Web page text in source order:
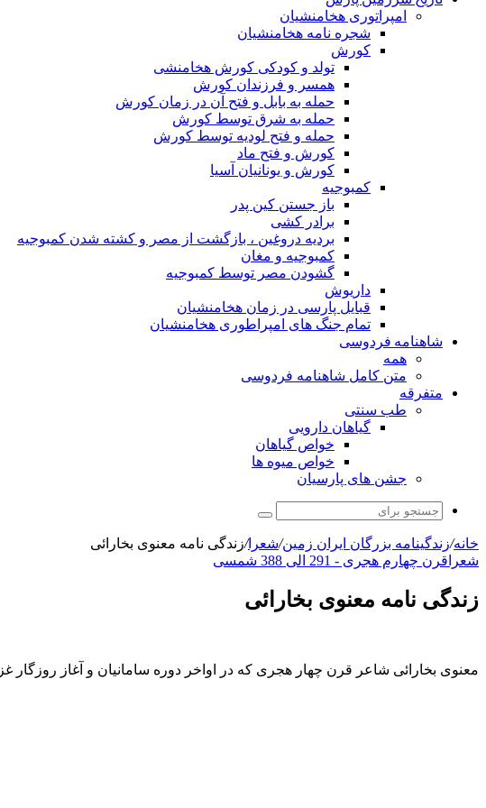
امپراتوری هخامنشیان
شجره نامه هخامنشیان
کورش
تولد و کودکی کورش هخامنشی
همسر و فرزندان کورش
حمله به بابل و فتح آن در زمان کورش
حمله به شرق توسط کورش
حمله و فتح لودیه توسط کورش
کورش و فتح ماد
کورش و یونانیان آسیا
کمبوجیه
باز جستن کین پدر
برادر کشی
بردیه دروغین ، بازگشت از مصر و کشته شدن کمبوجیه
کمبوجیه و مغان
گشودن مصر توسط کمبوجیه
داریوش
قبایل پارسی در زمان هخامنشیان
تمام جنگ های امپراطوری هخامنشیان
شاهنامه فردوسی
همه
متن کامل شاهنامه فردوسی
متفرقه
طب سنتی
گیاهان دارویی
خواص گیاهان
خواص میوه ها
جشن های پارسیان
جستجو
برای
خانه/زندگینامه بزرگان ایران زمین/شعرا/زندگی نامه معنوی بخارائی
شعرا قرن چهارم هجری - 291 الی 388 شمسی
زندگی نامه معنوی بخارائی
معنوی بخارائی شاعر قرن چهار هجری که در اواخر دوره سامانیان و آغاز روزگار